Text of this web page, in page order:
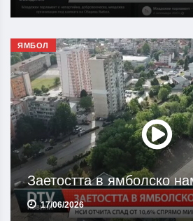
ЯМБОЛ
Заетостта в ямболско
17/06/2026